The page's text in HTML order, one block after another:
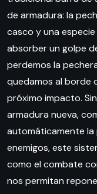
de armadura: la
casco y una
absorber un golpe
perdemos la
quedamos al borde
próximo impacto.
armadura nueva,
automáticamente la
enemigos, este
como el combate
nos permitan